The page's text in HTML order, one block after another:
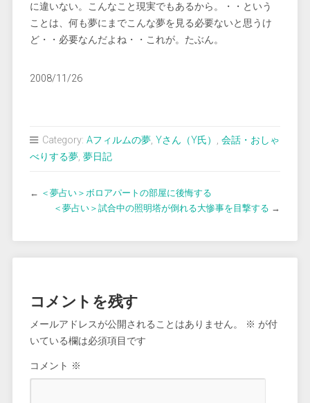
に違いない。こんなこと現実でもあるから。・・という
ことは、何も夢にまでこんな夢を見る必要ないと思うけ
ど・・必要なんだよね・・これが。たぶん。
2008/11/26
Category: Aフィルムの夢, Yさん（Y氏） , 会話・おしゃ
べりする夢, 夢日記
← ＜夢占い＞ボロアパートの部屋に後悔する
＜夢占い＞試合中の照明塔が倒れる大惨事を目撃する →
コメントを残す
メールアドレスが公開されることはありません。 ※ が付
いている欄は必須項目です
コメント ※